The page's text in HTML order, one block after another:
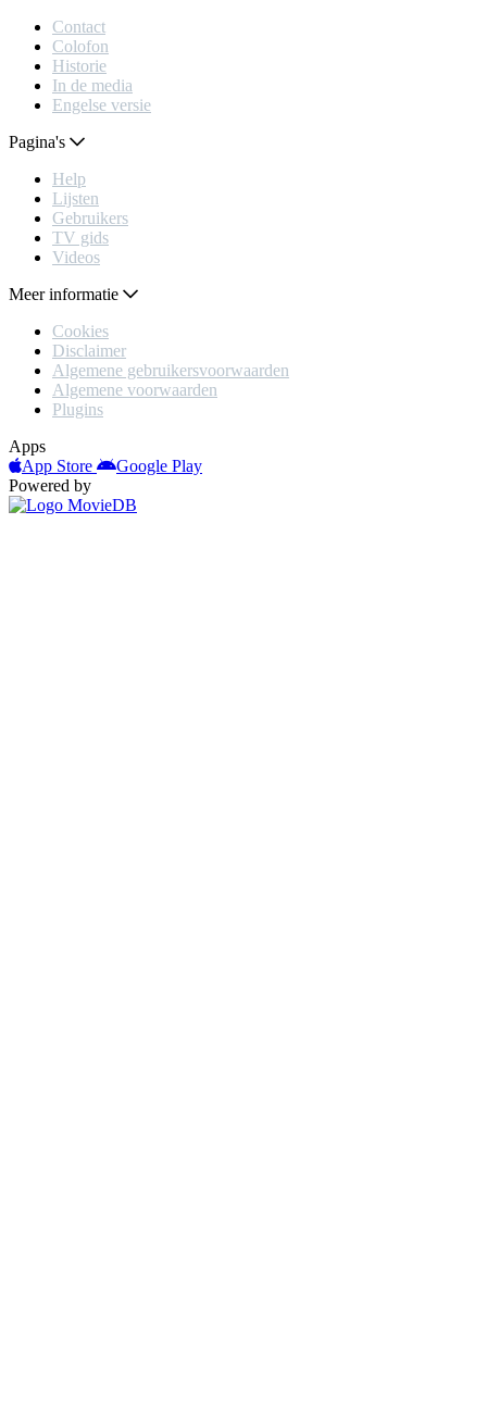
Contact
Colofon
Historie
In de media
Engelse versie
Pagina's
Help
Lijsten
Gebruikers
TV gids
Videos
Meer informatie
Cookies
Disclaimer
Algemene gebruikersvoorwaarden
Algemene voorwaarden
Plugins
Apps
App Store
Google Play
Powered by